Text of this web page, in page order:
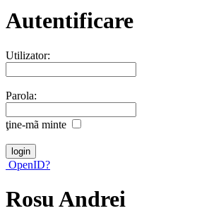
Autentificare
Utilizator:
Parola:
ţine-mã minte
OpenID?
Rosu Andrei